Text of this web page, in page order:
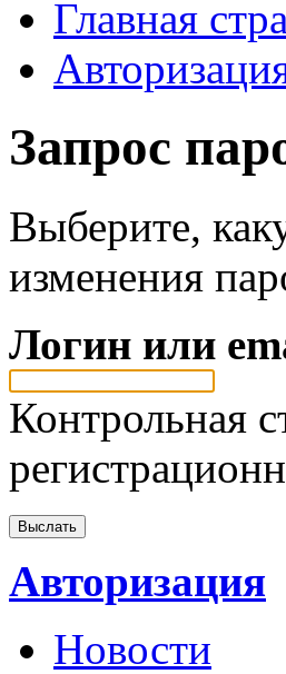
Главная
Запрос
Выберите,
изменения
Логин или
Контрольная
Авторизация
Новости